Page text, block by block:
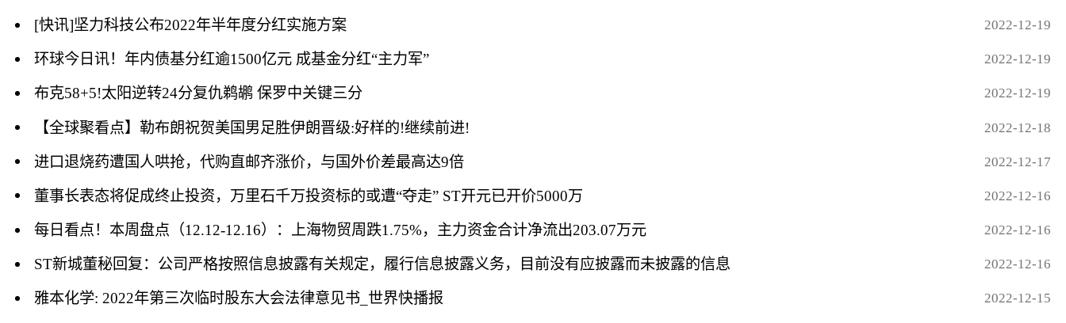
[快讯]坚力科技公布2022年半年度分红实施方案 2022-12-19
环球今日讯！年内债基分红逾1500亿元 成基金分红“主力军” 2022-12-19
布克58+5!太阳逆转24分复仇鹈鹕 保罗中关键三分 2022-12-19
【全球聚看点】勒布朗祝贺美国男足胜伊朗晋级:好样的!继续前进! 2022-12-18
进口退烧药遭国人哄抢，代购直邮齐涨价，与国外价差最高达9倍 2022-12-17
董事长表态将促成终止投资，万里石千万投资标的或遭“夺走” ST开元已开价5000万 2022-12-16
每日看点！本周盘点（12.12-12.16）：上海物贸周跌1.75%，主力资金合计净流出203.07万元 2022-12-16
ST新城董秘回复：公司严格按照信息披露有关规定，履行信息披露义务，目前没有应披露而未披露的信息 2022-12-16
雅本化学: 2022年第三次临时股东大会法律意见书_世界快播报 2022-12-15